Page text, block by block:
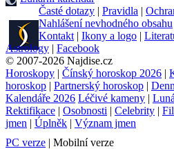
Časté dotazy | Pravidla |
Nahlášení nevhodného obsahu
Kontakt | Ikony a logo |
Astrology | Facebook
© 2007-2026 Najdise.cz
Horoskopy | Čínský horoskop 2026 |
horoskop | Partnerský horoskop |
Kalendáře 2026 Léčivé kameny |
Rektifikace | Osobnosti | Celebrity |
jmen | Úplněk | Význam jmen
PC verze | Mobilní verze